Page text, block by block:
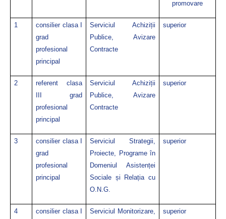
promovare
1
consilier clasa I
grad
profesional
principal
Serviciul Achiziții
Publice, Avizare
Contracte
superior
2
referent clasa
III grad
profesional
principal
Serviciul Achiziții
Publice, Avizare
Contracte
superior
3
consilier clasa I
grad
profesional
principal
Serviciul Strategii,
Proiecte, Programe în
Domeniul Asistenței
Sociale și Relația cu
O.N.G.
superior
4
consilier clasa I
Serviciul Monitorizare,
superior